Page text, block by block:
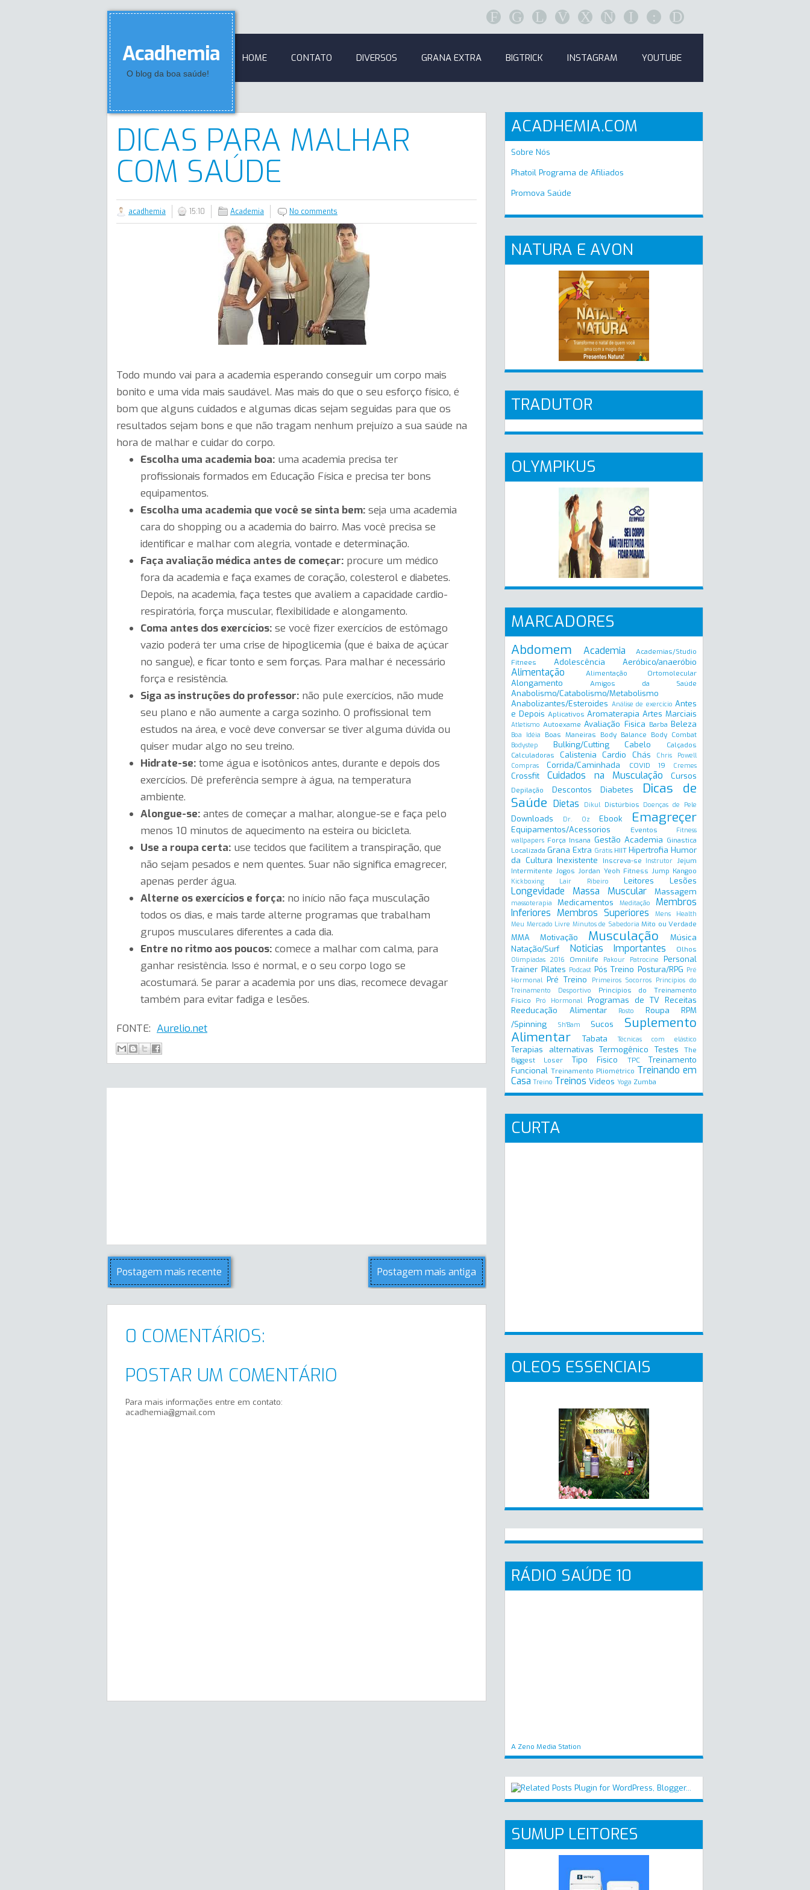
F G L V X N I : D
Acadhemia
O blog da boa saúde!
HOME CONTATO DIVERSOS GRANA EXTRA BIGTRICK INSTAGRAM YOUTUBE
DICAS PARA MALHAR
COM SAÚDE
acadhemia 15:10 Academia No comments
Todo mundo vai para a academia esperando conseguir um corpo mais
bonito e uma vida mais saudável. Mas mais do que o seu esforço físico, é
bom que alguns cuidados e algumas dicas sejam seguidas para que os
resultados sejam bons e que não tragam nenhum prejuízo a sua saúde na
hora de malhar e cuidar do corpo.
Escolha uma academia boa: uma academia precisa ter
profissionais formados em Educação Física e precisa ter bons
equipamentos.
Escolha uma academia que você se sinta bem: seja uma academia
cara do shopping ou a academia do bairro. Mas você precisa se
identificar e malhar com alegria, vontade e determinação.
Faça avaliação médica antes de começar: procure um médico
fora da academia e faça exames de coração, colesterol e diabetes.
Depois, na academia, faça testes que avaliem a capacidade cardio-
respiratória, força muscular, flexibilidade e alongamento.
Coma antes dos exercícios: se você fizer exercícios de estômago
vazio poderá ter uma crise de hipoglicemia (que é baixa de açúcar
no sangue), e ficar tonto e sem forças. Para malhar é necessário
força e resistência.
Siga as instruções do professor: não pule exercícios, não mude
seu plano e não aumente a carga sozinho. O profissional tem
estudos na área, e você deve conversar se tiver alguma dúvida ou
quiser mudar algo no seu treino.
Hidrate-se: tome água e isotônicos antes, durante e depois dos
exercícios. Dê preferência sempre à água, na temperatura
ambiente.
Alongue-se: antes de começar a malhar, alongue-se e faça pelo
menos 10 minutos de aquecimento na esteira ou bicicleta.
Use a roupa certa: use tecidos que facilitem a transpiração, que
não sejam pesados e nem quentes. Suar não significa emagrecer,
apenas perder água.
Alterne os exercícios e força: no início não faça musculação
todos os dias, e mais tarde alterne programas que trabalham
grupos musculares diferentes a cada dia.
Entre no ritmo aos poucos: comece a malhar com calma, para
ganhar resistência. Isso é normal, e o seu corpo logo se
acostumará. Se parar a academia por uns dias, recomece devagar
também para evitar fadiga e lesões.
FONTE: Aurelio.net
Postagem mais recente Postagem mais antiga
0 COMENTÁRIOS:
POSTAR UM COMENTÁRIO
Para mais informações entre em contato:
acadhemia@gmail.com
ACADHEMIA.COM
Sobre Nós
Phatoil Programa de Afiliados
Promova Saúde
NATURA E AVON
TRADUTOR
OLYMPIKUS
MARCADORES
Abdomem Academia
Academias/Studio
Fitnees
Adolescência Aeróbico/anaeróbio
Alimentação Alimentação Ortomolecular
Alongamento Amigos da Saúde
Anabolismo/Catabolismo/Metabolismo
Anabolizantes/Esteroides Análise de exercício Antes
e Depois Aplicativos Aromaterapia Artes Marciais
Atletismo Autoexame Avaliação Fisica Barba Beleza
Boa Idéia Boas Maneiras Body Balance Body Combat
Bodystep Bulking/Cutting Cabelo
Calçados
Calculadoras
Calistenia Cardio Chás
Chris Powell
Compras
Corrida/Caminhada COVID 19 Cremes
Crossfit Cuidados na Musculação Cursos
Depilação Descontos Diabetes
Dicas de
Saúde Dietas Dikul Distúrbios Doenças de Pele
Downloads Dr. Oz Ebook Emagreçer
Equipamentos/Acessorios Eventos
Fitness
wallpapers Força Insana Gestão Academia Ginastica
Localizada Grana Extra Grátis HIITHipertrofia Humor
da Cultura Inexistente
Inscreva-se Instrutor Jejum
Intermitente Jogos Jordan Yeoh Fitness Jump Kangoo
Kickboxing Lair Ribeiro Leitores Lesões
Longevidade Massa Muscular Massagem
massoterapia Medicamentos Meditação
Membros
Inferiores Membros Superiores
Mens Health
Meu Mercado Livre Minutos de Sabedoria Mito ou Verdade
MMA Motivação Musculação
Música
Natação/Surf
Noticias Importantes Olhos
Olimpíadas 2016 Omnilife Pakour Patrocine
Personal
Trainer Pilates Podcast Pós Treino Postura/RPG Pré
Hormonal Pré Treino Primeiros Socorros
Princípios do
Treinamento Desportivo
Princípios do Treinamento
Físico
Pró Hormonal Programas de TV Receitas
Reeducação Alimentar
Rosto Roupa
RPM
/Spinning
Sh'Bam Sucos
Suplemento
Alimentar
Tabata Técnicas com elástico
Terapias alternativas Termogênico Testes
The
Biggest Loser
Tipo Fisico TPC
Treinamento
Funcional Treinamento Pliométrico Treinando em
Casa Treino Treinos Videos Yoga Zumba
CURTA
OLEOS ESSENCIAIS
RÁDIO SAÚDE 10
A Zeno Media Station
SUMUP LEITORES